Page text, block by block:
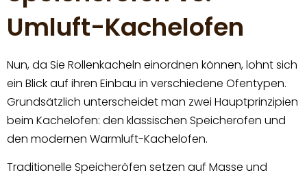
Umluft-Kachelofen
Nun, da Sie Rollenkacheln einordnen können, lohnt sich
ein Blick auf ihren Einbau in verschiedene Ofentypen.
Grundsätzlich unterscheidet man zwei Hauptprinzipien
beim Kachelofen: den klassischen Speicherofen und
den modernen Warmluft-Kachelofen.
Traditionelle Speicheröfen setzen auf Masse und